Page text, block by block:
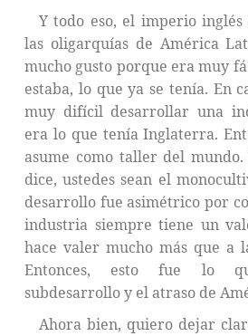
Y todo eso, el imperio
las oligarquías de América
mucho gusto porque era muy
estaba, lo que ya se tenía. En
muy difícil desarrollar una
era lo que tenía Inglaterra.
asume como taller del
dice, ustedes sean el
desarrollo fue asimétrico por
industria siempre tiene un
hace valer mucho más que a
Entonces, esto fue lo
subdesarrollo y el atraso de
Ahora bien, quiero dejar